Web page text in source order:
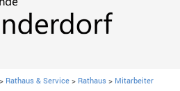
> Rathaus & Service > Rathaus > Mitarbeiter